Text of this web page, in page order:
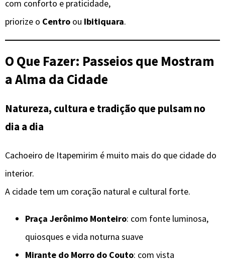
com conforto e praticidade,
priorize o Centro ou Ibitiquara.
O Que Fazer: Passeios que Mostram
a Alma da Cidade
Natureza, cultura e tradição que pulsam no
dia a dia
Cachoeiro de Itapemirim é muito mais do que cidade do
interior.
A cidade tem um coração natural e cultural forte.
Praça Jerônimo Monteiro: com fonte luminosa,
quiosques e vida noturna suave
Mirante do Morro do Couto: com vista